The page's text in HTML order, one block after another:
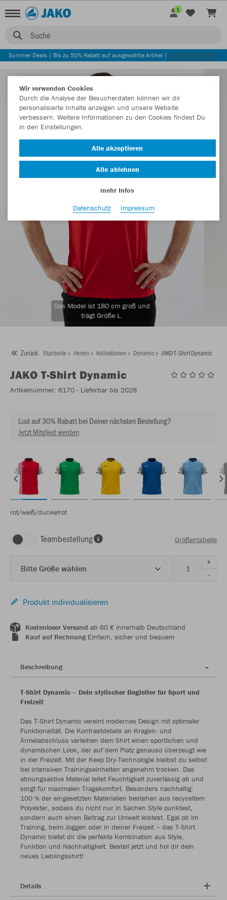
Suche
1
Summer Deals | Bis zu 50% Rabatt auf ausgewählte Artikel | JETZT ENTDECKEN
Das Model ist 180 cm groß und
trägt Größe L.
Zurück Startseite Herren Kollektionen Dynamic JAKO T-Shirt Dynamic
JAKO T-Shirt Dynamic
Artikelnummer: 6170 - Lieferbar bis 2028
Lust auf 30% Rabatt bei Deiner nächsten Bestellung?
Jetzt Mitglied werden
rot/weiß/dunkelrot
Teambestellung Größentabelle
Bitte Größe wählen
+
-
Produkt individualisieren
Kostenloser Versand ab 60 € innerhalb Deutschland
Kauf auf RechnungEinfach, sicher und bequem
Beschreibung
T-Shirt Dynamic – Dein stylischer Begleiter für Sport und
Freizeit
Das T-Shirt Dynamic vereint modernes Design mit optimaler
Funktionalität. Die Kontrastdetails an Kragen- und
Ärmelabschluss verleihen dem Shirt einen sportlichen und
dynamischen Look, der auf dem Platz genauso überzeugt wie
in der Freizeit. Mit der Keep Dry-Technologie bleibst du selbst
bei intensiven Trainingseinheiten angenehm trocken. Das
atmungsaktive Material leitet Feuchtigkeit zuverlässig ab und
sorgt für maximalen Tragekomfort. Besonders nachhaltig:
100 % der eingesetzten Materialien bestehen aus recyceltem
Polyester, sodass du nicht nur in Sachen Style punktest,
sondern auch einen Beitrag zur Umwelt leistest. Egal ob im
Training, beim Joggen oder in deiner Freizeit – das T-Shirt
Dynamic bietet dir die perfekte Kombination aus Style,
Funktion und Nachhaltigkeit. Bestell jetzt und hol dir dein
neues Lieblingsshirt!
Details
Wir verwenden Cookies
Durch die Analyse der Besucherdaten können wir dir
personalisierte Inhalte anzeigen und unsere Website
verbessern. Weitere Informationen zu den Cookies findest Du
in den Einstellungen.
Alle akzeptieren
Alle ablehnen
mehr Infos
Datenschutz
Impressum